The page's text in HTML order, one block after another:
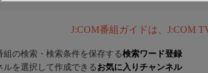
J:COM番組ガイドは、J:COM
組の検索・検索条件を保存する検索ワード登録
ルを選択して作成できる お気に入りチャンネル